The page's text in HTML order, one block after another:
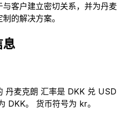
客户建立密切关系，并为丹麦
的解决方案。
丹麦克朗 汇率是 DKK 兑 USD
DKK。 货币符号为 kr。